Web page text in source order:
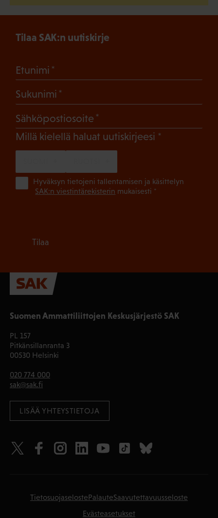
Suomen Ammattiliittojen Keskusjärjestö SAK
PL 157
Pitkänsillanranta 3
00530 Helsinki
020 774 000
sak@sak.fi
LISÄÄ YHTEYSTIETOJA
Tilaa SAK:n uutiskirje
Etunimi
Sukunimi
Sähköpostiosoite
Millä kielellä haluat uutiskirjeesi (Pakollinen)
Hyväksyn tietojeni tallentamisen ja käsittelyn
SAK:n viestintärekisterin mukaisesti *
Tilaa
TietosuojaselostePalauteSaavutettavuusseloste
Evästeasetukset